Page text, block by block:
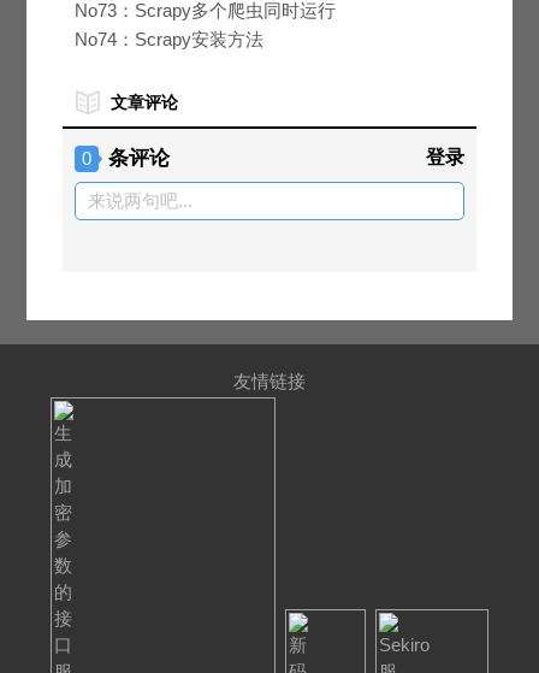
No73：Scrapy多个爬虫同时运行
No74：Scrapy安装方法
文章评论
0 条评论 登录
来说两句吧...
友情链接